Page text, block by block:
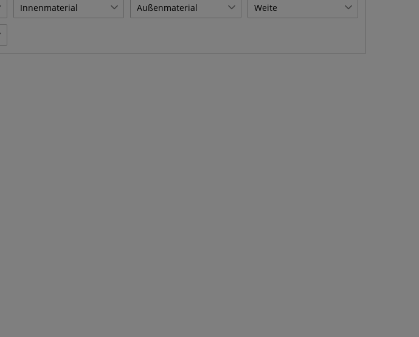
Innenmaterial
Außenmaterial
Weite